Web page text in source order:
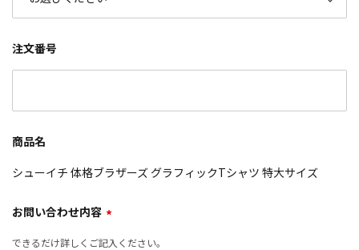
注文番号
商品名
シューイチ 体格ブラザーズ グラフィックTシャツ 特大サイズ
お問い合わせ内容 *
できるだけ詳しくご記入ください。